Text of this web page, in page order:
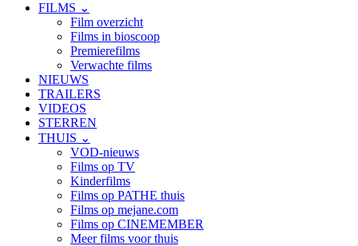
FILMS ⌄
Film overzicht
Films in bioscoop
Premierefilms
Verwachte films
NIEUWS
TRAILERS
VIDEOS
STERREN
THUIS ⌄
VOD-nieuws
Films op TV
Kinderfilms
Films op PATHE thuis
Films op mejane.com
Films op CINEMEMBER
Meer films voor thuis